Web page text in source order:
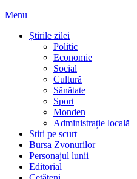
Menu
Știrile zilei
Politic
Economie
Social
Cultură
Sănătate
Sport
Monden
Administrație locală
Stiri pe scurt
Bursa Zvonurilor
Personajul lunii
Editorial